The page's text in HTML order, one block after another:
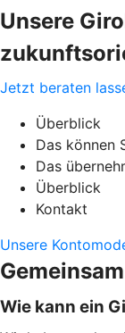
Unsere
Jetzt beraten
Überblick
Das können
Das
Überblick
Kontakt
Unsere
Wie kann ein